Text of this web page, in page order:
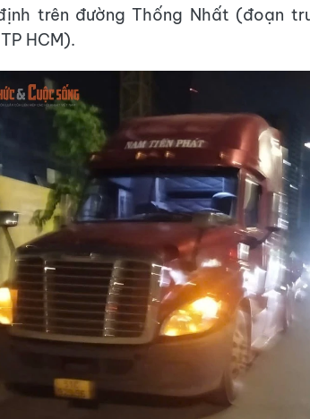
trên đường Thống Nhất (đoạn
HCM).